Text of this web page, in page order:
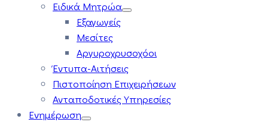
Ειδικά Μητρώα
Εξαγωγείς
Μεσίτες
Αργυροχρυσοχόοι
Έντυπα-Αιτήσεις
Πιστοποίηση Επιχειρήσεων
Ανταποδοτικές Υπηρεσίες
Ενημέρωση